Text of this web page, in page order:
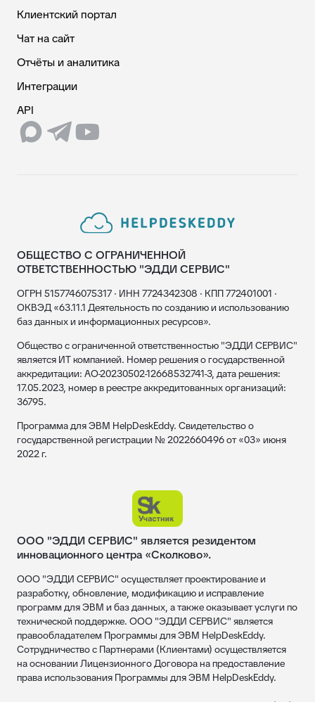
Клиентский портал
Чат на сайт
Отчёты и аналитика
Интеграции
API
ОБЩЕСТВО С ОГРАНИЧЕННОЙ
ОТВЕТСТВЕННОСТЬЮ "ЭДДИ СЕРВИС"
ОГРН 5157746075317 · ИНН 7724342308 · КПП 772401001 ·
ОКВЭД «63.11.1 Деятельность по созданию и использованию
баз данных и информационных ресурсов».
Общество с ограниченной ответственностью "ЭДДИ СЕРВИС"
является ИТ компанией. Номер решения о государственной
аккредитации: АО-20230502-12668532741-3, дата решения:
17.05.2023, номер в реестре аккредитованных организаций:
36795.
Программа для ЭВМ HelpDeskEddy. Свидетельство о
государственной регистрации № 2022660496 от «03» июня
2022 г.
ООО "ЭДДИ СЕРВИС" является резидентом
инновационного центра «Сколково».
ООО "ЭДДИ СЕРВИС" осуществляет проектирование и
разработку, обновление, модификацию и исправление
программ для ЭВМ и баз данных, а также оказывает услуги по
технической поддержке. ООО "ЭДДИ СЕРВИС" является
правообладателем Программы для ЭВМ HelpDeskEddy.
Сотрудничество с Партнерами (Клиентами) осуществляется
на основании Лицензионного Договора на предоставление
права использования Программы для ЭВМ HelpDeskEddy.